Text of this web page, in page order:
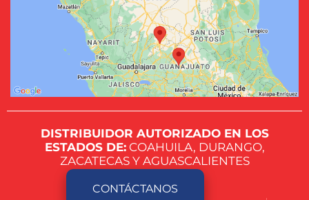
DISTRIBUIDOR AUTORIZADO EN LOS
ESTADOS DE:COAHUILA, DURANGO,
ZACATECAS Y AGUASCALIENTES
Saltillo, Coahuila
CONTÁCTANOS